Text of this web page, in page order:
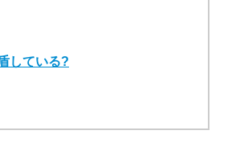
している?